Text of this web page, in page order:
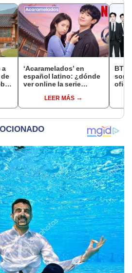
a
‘Acaramelados’ en
español latino: ¿dónde
ver online la serie
completos?
LEER MÁS
BTS
son